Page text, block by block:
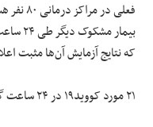
بیمار
که نتایج آزمایش آن‌ها مثبت اعلام شده
۲۱ مورد کووید۱۹ در ۲۴ ساعت گذشته در استان مرکزی